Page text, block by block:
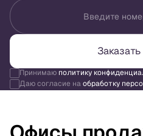
Введите
Принимаю политику
Даю согласие наобработку